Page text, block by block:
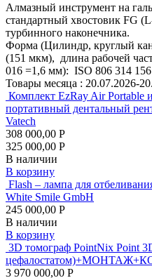
Алмазный инструмент на
стандартный хвостовик FG
турбинного наконечника.
Форма (Цилиндр, круглый
(151 мкм), длина рабочей
016 =1,6 мм): ISO 806 314
Товары месяца : 20.07.2026-
Комплект EzRay Air Portable
портативный дентальный
Vatech
308 000,00 Р
325 000,00 Р
В наличии
В корзину
Flash – лампа для
White Smile GmbH
245 000,00 Р
В наличии
В корзину
3D томограф PointNix Point
3 970 000,00 Р